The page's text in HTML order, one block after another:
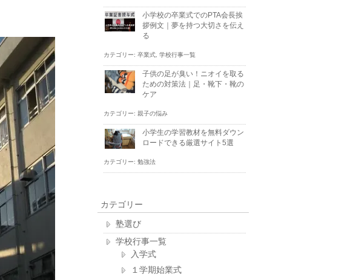
小学校の卒業式でのPTA会長挨
拶例文｜夢を持つ大切さを伝え
る
カテゴリー: 卒業式 学校行事一覧
子供の足が臭い！ニオイを取る
ための対策法｜足・靴下・靴の
ケア
カテゴリー: 親子の悩み
小学生の学習教材を無料ダウン
ロードできる厳選サイト5選
カテゴリー: 勉強法
カテゴリー
塾選び
学校行事一覧
入学式
１学期始業式